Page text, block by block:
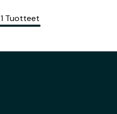
1 Tuotteet